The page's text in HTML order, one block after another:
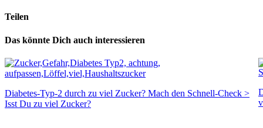
Teilen
Das könnte Dich auch interessieren
Diabetes-Typ-2 durch zu viel Zucker? Mach den Schnell-Check >
Isst Du zu viel Zucker?